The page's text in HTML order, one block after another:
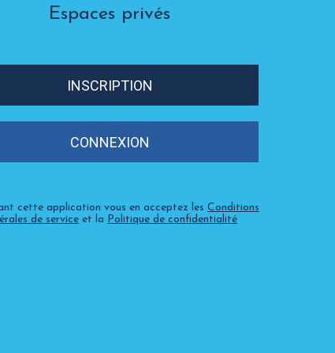
Espaces privés
INSCRIPTION
CONNEXION
cette application vous en acceptez les Conditions
de service et la Politique de confidentialité